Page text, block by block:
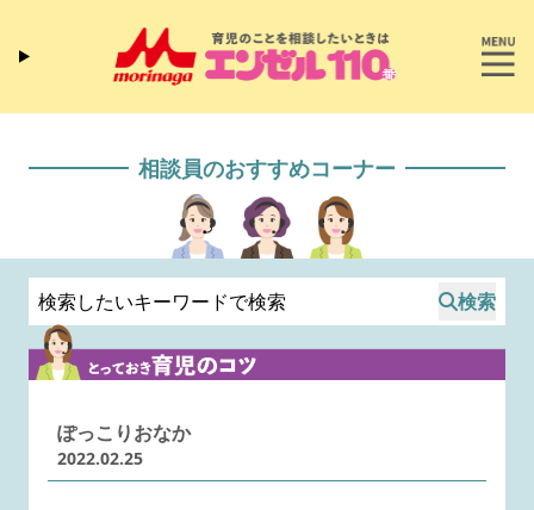
相談員のおすすめコーナー
検索
ぽっこりおなか
2022.02.25